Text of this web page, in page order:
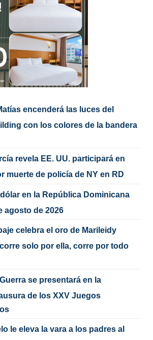
encenderá las luces del
con los colores de la bandera
revela EE. UU. participará en
muerte de policía de NY en RD
en la República Dominicana
agosto de 2026
celebra el oro de Marileidy
solo por ella, corre por todo
se presentará en la
de los XXV Juegos
le eleva la vara a los padres al